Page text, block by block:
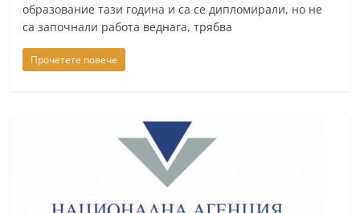
образование тази година и са се дипломирали, но не
са започнали работа веднага, трябва
Прочетете повече